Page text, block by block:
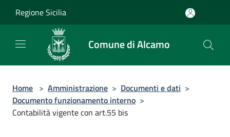
Regione Sicilia
Comune di Alcamo
Home > Amministrazione > Documenti e dati >
Documento funzionamento interno >
Contabilità vigente con art.55 bis